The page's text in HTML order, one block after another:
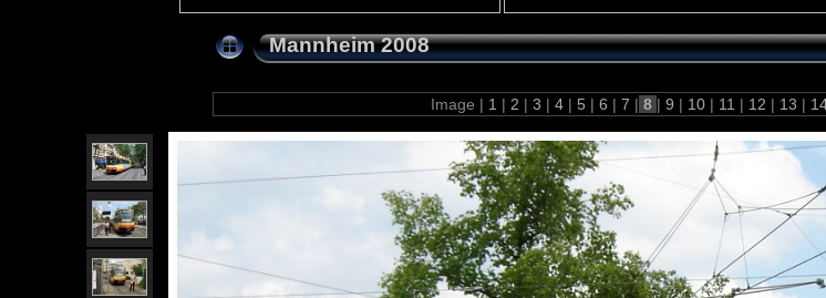
Mannheim 2008
Image | 1 | 2 | 3 | 4 | 5 | 6 | 7 | 8 | 9 | 10 | 11 | 12 | 13 |